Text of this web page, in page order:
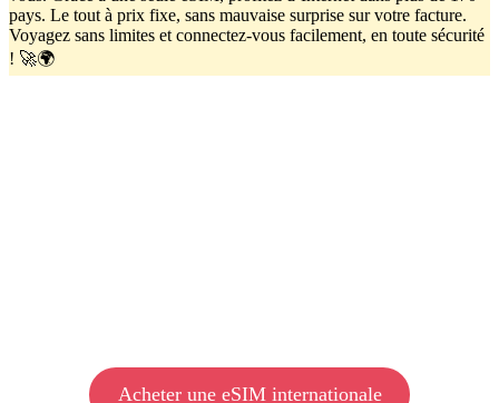
pays. Le tout à prix fixe, sans mauvaise surprise sur votre facture.
Voyagez sans limites et connectez-vous facilement, en toute sécurité
! 🚀🌍
Acheter une eSIM internationale